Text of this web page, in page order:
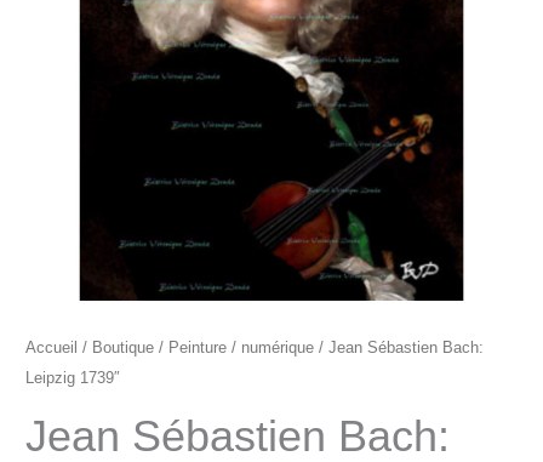
Accueil / Boutique / Peinture / numérique / Jean Sébastien Bach:
Leipzig 1739″
Jean Sébastien Bach: